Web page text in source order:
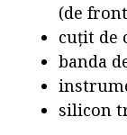
(de
cuțit de
banda
silicon